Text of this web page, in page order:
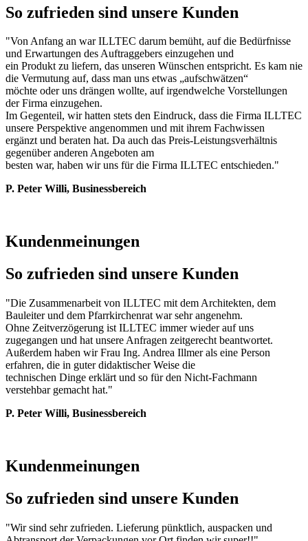
So zufrieden sind unsere Kunden
"Von Anfang an war ILLTEC darum bemüht, auf die Bedürfnisse
und Erwartungen des Auftraggebers einzugehen und
ein Produkt zu liefern, das unseren Wünschen entspricht. Es kam nie
die Vermutung auf, dass man uns etwas „aufschwätzen“
möchte oder uns drängen wollte, auf irgendwelche Vorstellungen
der Firma einzugehen.
Im Gegenteil, wir hatten stets den Eindruck, dass die Firma ILLTEC
unsere Perspektive angenommen und mit ihrem Fachwissen
ergänzt und beraten hat. Da auch das Preis-Leistungsverhältnis
gegenüber anderen Angeboten am
besten war, haben wir uns für die Firma ILLTEC entschieden."
P. Peter Willi, Businessbereich
Kundenmeinungen
So zufrieden sind unsere Kunden
"Die Zusammenarbeit von ILLTEC mit dem Architekten, dem
Bauleiter und dem Pfarrkirchenrat war sehr angenehm.
Ohne Zeitverzögerung ist ILLTEC immer wieder auf uns
zugegangen und hat unsere Anfragen zeitgerecht beantwortet.
Außerdem haben wir Frau Ing. Andrea Illmer als eine Person
erfahren, die in guter didaktischer Weise die
technischen Dinge erklärt und so für den Nicht-Fachmann
verstehbar gemacht hat."
P. Peter Willi, Businessbereich
Kundenmeinungen
So zufrieden sind unsere Kunden
"Wir sind sehr zufrieden. Lieferung pünktlich, auspacken und